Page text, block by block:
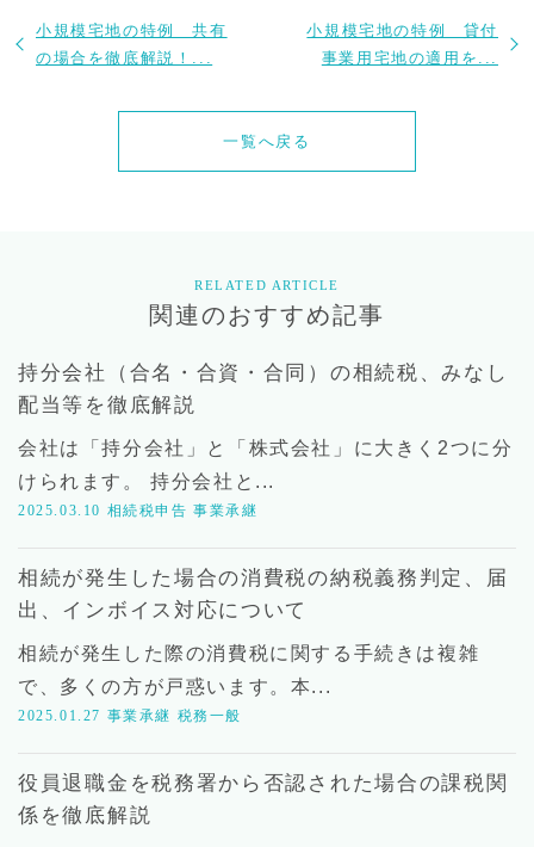
小規模宅地の特例 共有
の場合を徹底解説！...
一覧へ戻る
小規模宅地の特例 貸付
事業用宅地の適用を...
RELATED ARTICLE
関連のおすすめ記事
持分会社（合名・合資・合同）の相続税、みなし
配当等を徹底解説
会社は「持分会社」と「株式会社」に大きく2つに分
けられます。 持分会社と...
2025.03.10 相続税申告 事業承継
相続が発生した場合の消費税の納税義務判定、届
出、インボイス対応について
相続が発生した際の消費税に関する手続きは複雑
で、多くの方が戸惑います。本...
2025.01.27 事業承継 税務一般
役員退職金を税務署から否認された場合の課税関
係を徹底解説